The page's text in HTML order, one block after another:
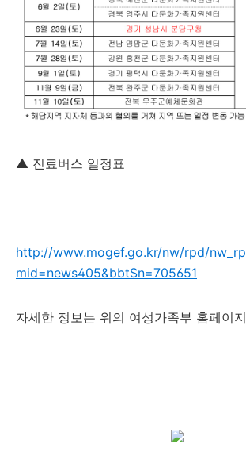
▲ 진료버스 일정표
http://www.mogef.go.kr/nw/rpd/
mid=news405&bbtSn=705651
자세한 정보는 위의 여성가족부 홈페이